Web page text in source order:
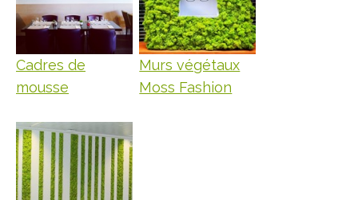
Cadres de
mousse
Murs végétaux
Moss Fashion